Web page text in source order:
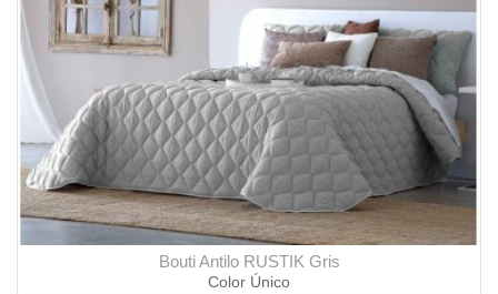
Bouti Antilo RUSTIK Gris
Color Único